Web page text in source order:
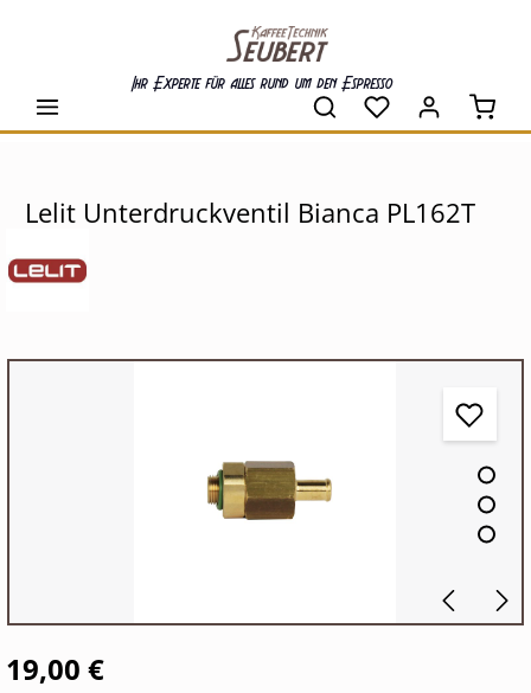
Ihr Experte für alles rund um den Espresso
Lelit Unterdruckventil Bianca PL162T
19,00 €